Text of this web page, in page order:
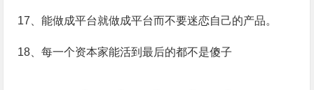
17、能做成平台就做成平台而不要迷恋自己的产品。
18、每一个资本家能活到最后的都不是傻子